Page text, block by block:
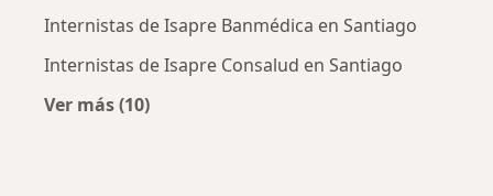
Internistas de Isapre Banmédica en Santiago
Internistas de Isapre Consalud en Santiago
Ver más (10)